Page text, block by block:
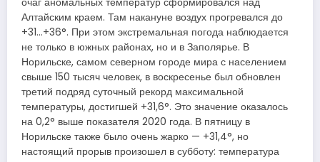
Алтайским краем. Там накануне воздух прогревался до
+31…+36°. При этом экстремальная погода наблюдается
не только в южных районах, но и в Заполярье. В
Норильске, самом северном городе мира с населением
свыше 150 тысяч человек, в воскресенье был обновлен
третий подряд суточный рекорд максимальной
температуры, достигшей +31,6°. Это значение оказалось
на 0,2° выше показателя 2020 года. В пятницу в
Норильске также было очень жарко — +31,4°, но
настоящий прорыв произошел в субботу: температура